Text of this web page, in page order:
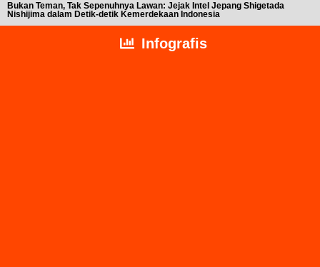
Bukan Teman, Tak Sepenuhnya Lawan: Jejak Intel Jepang Shigetada
Nishijima dalam Detik-detik Kemerdekaan Indonesia
Infografis